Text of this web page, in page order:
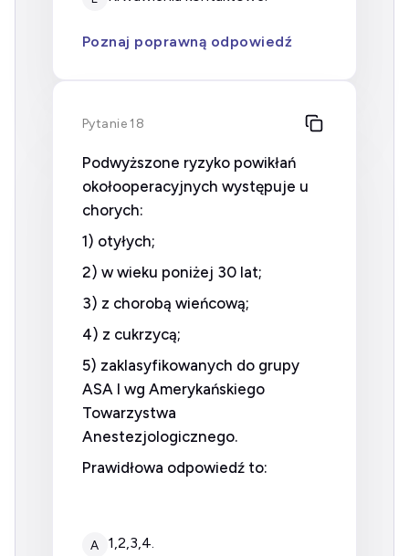
Poznaj poprawną odpowiedź
Pytanie 18
Podwyższone ryzyko powikłań
okołooperacyjnych występuje u
chorych:
1) otyłych;
2) w wieku poniżej 30 lat;
3) z chorobą wieńcową;
4) z cukrzycą;
5) zaklasyfikowanych do grupy
ASA I wg Amerykańskiego
Towarzystwa
Anestezjologicznego.
Prawidłowa odpowiedź to:
A 1,2,3,4.